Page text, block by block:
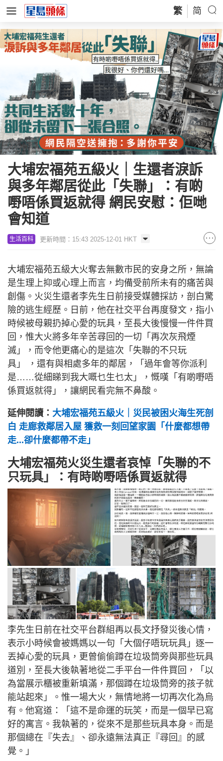
繁 简
大埔宏福苑五級火｜生還者淚訴
與多年鄰居從此「失聯」：有啲
嘢唔係買返就得 網民安慰：佢哋
會知道
生活百科 更新時間：15:43 2025-12-01 HKT
大埔宏福苑五級大火奪去無數市民的安身之所，無論
是生理上抑或心理上而言，均備受前所未有的痛苦與
創傷。火災生還者李先生日前接受媒體採訪，剖白驚
險的逃生經歷。日前，他在社交平台再度發文，指小
時候被母親扔掉心愛的玩具，至長大後慢慢一件件買
回，惟大火將多年辛苦尋回的一切「再次灰飛煙
滅」，而令他更痛心的是這次「失聯的不只玩
具」 ，還有與相處多年的鄰居，「過年會等你派利
是……從細睇到我大嘅乜生乜太」，慨嘆「有啲嘢唔
係買返就得」，讓網民看完無不鼻酸。
延伸閱讀： 大埔宏福苑五級火｜災民被困火海生死剖
白 走廊救鄰居入屋 獲救一刻回望家園「什麼都想帶
走...卻什麼都帶不走」
大埔宏福苑火災生還者哀悼「失聯的不
只玩具」：有時啲嘢唔係買返就得
李先生日前在社交平台群組再以長文抒發災後心情，
表示小時候會被媽媽以一句「大個仔唔玩玩具」逐一
丟掉心愛的玩具，更曾偷偷蹲在垃圾筒旁與那些玩具
道別，至長大後執著地從二手平台一件件買回，「以
為當展示櫃被重新填滿，那個蹲在垃圾筒旁的孩子就
能站起來」。惟一場大火，無情地將一切再次化為烏
有。他寫道：「這不是命運的玩笑，而是一個早已寫
好的寓言。我執著的，從來不是那些玩具本身。而是
那個總在『失去』、卻永遠無法真正『尋回』的感
覺。」